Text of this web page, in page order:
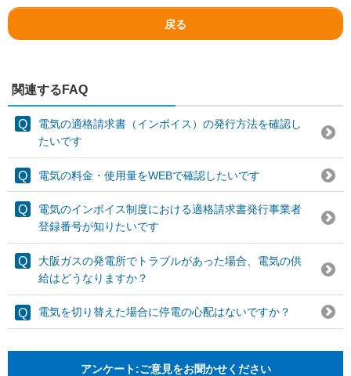
戻る
関連するFAQ
電気の適格請求書（インボイス）の発行方法を確認し
たいです
電気の料金・使用量をWEBで確認したいです
電気のインボイス制度における適格請求書発行事業者
登録番号が知りたいです
大阪ガスの発電所でトラブルがあった場合、電気の供
給はどうなりますか？
電気を切り替えた場合に停電の心配はないですか？
アンケート:ご意見をお聞かせください